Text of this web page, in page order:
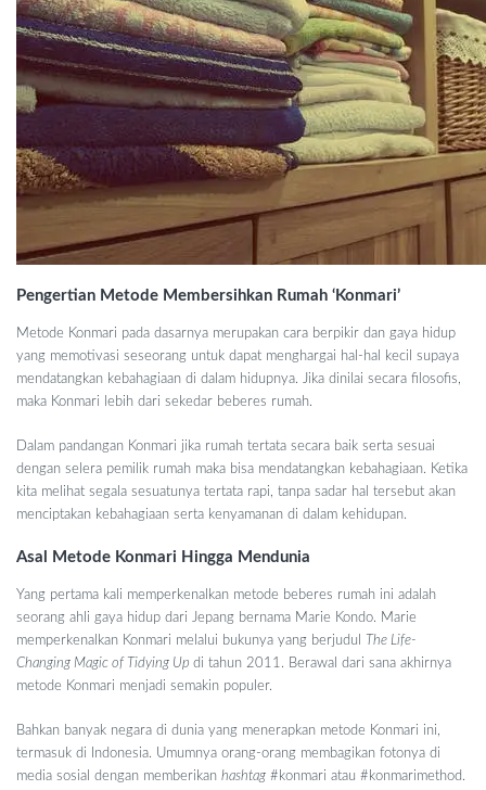
Pengertian Metode Membersihkan Rumah ‘Konmari’
Metode Konmari pada dasarnya merupakan cara berpikir dan gaya hidup
yang memotivasi seseorang untuk dapat menghargai hal-hal kecil supaya
mendatangkan kebahagiaan di dalam hidupnya. Jika dinilai secara filosofis,
maka Konmari lebih dari sekedar beberes rumah.
Dalam pandangan Konmari jika rumah tertata secara baik serta sesuai
dengan selera pemilik rumah maka bisa mendatangkan kebahagiaan. Ketika
kita melihat segala sesuatunya tertata rapi, tanpa sadar hal tersebut akan
menciptakan kebahagiaan serta kenyamanan di dalam kehidupan.
Asal Metode Konmari Hingga Mendunia
Yang pertama kali memperkenalkan metode beberes rumah ini adalah
seorang ahli gaya hidup dari Jepang bernama Marie Kondo. Marie
memperkenalkan Konmari melalui bukunya yang berjudul
The Life-
Changing Magic of Tidying Up di tahun 2011. Berawal dari sana akhirnya
metode Konmari menjadi semakin populer.
Bahkan banyak negara di dunia yang menerapkan metode Konmari ini,
termasuk di Indonesia. Umumnya orang-orang membagikan fotonya di
media sosial dengan memberikan hashtag #konmari atau #konmarimethod.